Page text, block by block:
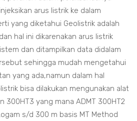
arus listrik ke dalam
yang diketahui Geolistrik adalah
hal ini dikarenakan arus listrik
dan ditampilkan data didalam
sehingga mudah mengetahui
yang ada,namun dalam hal
bisa dilakukan mengunakan alat
300HT3 yang mana ADMT 300HT2
s/d 300 m basis MT Method